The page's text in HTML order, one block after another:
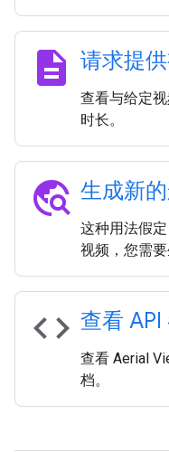
description 请求提
查看与给定
时长。
travel_explore 生成新
这种用法假
视频，您需要
code 查看
查看 Aerial
档。